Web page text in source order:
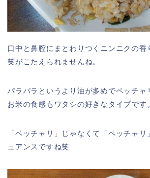
口中と鼻腔にまとわりつくニンニクの香
笑がこたえられませんね。
パラパラというより油が多めでペッチャ
お米の食感もワタシの好きなタイプです。
「ベッチャリ」じゃなくて「ペッチャリ
ュアンスですね笑